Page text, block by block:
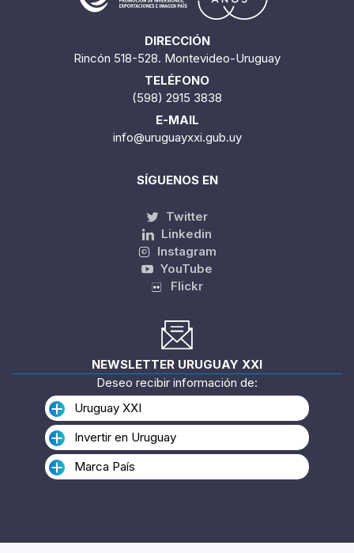
DIRECCIÓN
Rincón 518-528. Montevideo-Uruguay
TELÉFONO
(598) 2915 3838
E-MAIL
info@uruguayxxi.gub.uy
SÍGUENOS EN
Twitter
Linkedin
Instagram
YouTube
Flickr
NEWSLETTER URUGUAY XXI
Deseo recibir información de:
Uruguay XXI
Invertir en Uruguay
Marca País